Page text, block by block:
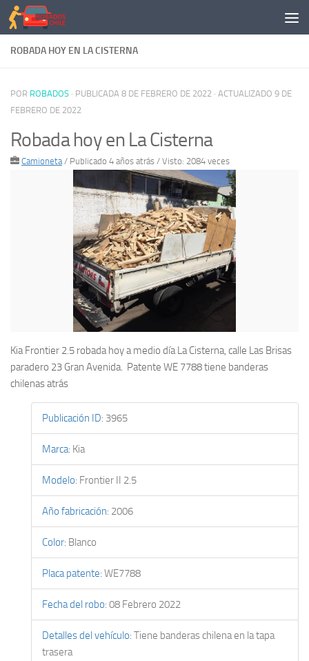
Saltar al contenido
ROBADA HOY EN LA CISTERNA
POR ROBADOS · PUBLICADA 8 DE FEBRERO DE 2022 · ACTUALIZADO 9 DE
FEBRERO DE 2022
Robada hoy en La Cisterna
Camioneta/ Publicado 4 años atrás / Visto: 2084 veces
Kia Frontier 2.5 robada hoy a medio día La Cisterna, calle Las Brisas
paradero 23 Gran Avenida. Patente WE 7788 tiene banderas
chilenas atrás
Publicación ID: 3965
Marca: Kia
Modelo: Frontier II 2.5
Año fabricación: 2006
Color: Blanco
Placa patente: WE7788
Fecha del robo: 08 Febrero 2022
Detalles del vehículo: Tiene banderas chilena en la tapa
trasera